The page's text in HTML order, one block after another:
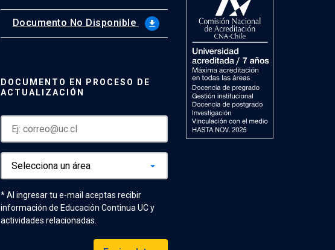
Documento No Disponible file_download
DOCUMENTO EN PROCESO DE
ACTUALIZACIÓN
* Al ingresar tu e-mail aceptas recibir
información de Educación Continua UC y
actividades relacionadas.